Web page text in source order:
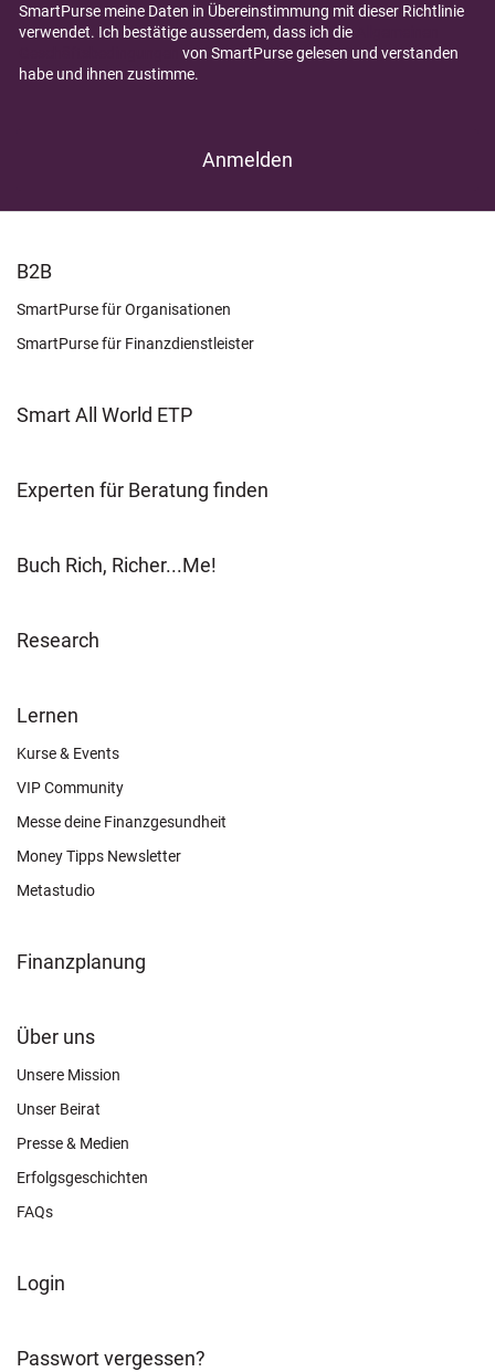
SmartPurse meine Daten in Übereinstimmung mit dieser Richtlinie
verwendet. Ich bestätige ausserdem, dass ich die
von SmartPurse gelesen und verstanden
habe und ihnen zustimme.
FOOTER
LEARN
B2B
SmartPurse für Organisationen
SmartPurse für Finanzdienstleister
Smart All World ETP
Experten für Beratung finden
Buch Rich, Richer...Me!
Research
FOOTER
OTHER
Lernen
Kurse & Events
VIP Community
Messe deine Finanzgesundheit
Money Tipps Newsletter
Metastudio
Finanzplanung
FOOTER
CONNECT
Über uns
Unsere Mission
Unser Beirat
Presse & Medien
Erfolgsgeschichten
FAQs
FOOTER
Login
Passwort vergessen?